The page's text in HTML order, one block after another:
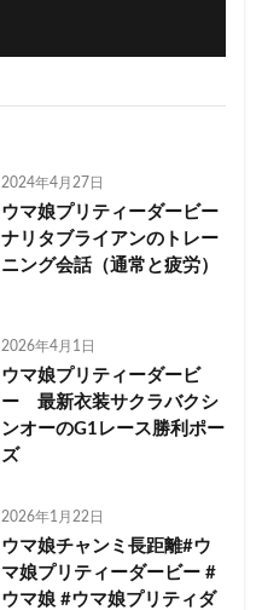
2024年4月27日
ウマ娘プリティーダービー
ナリタブライアンのトレー
ニング会話（通常と疲労）
2026年4月1日
ウマ娘プリティーダービ
ー 最新衣装サクラバクシ
ンオーのG1レース勝利ポー
ズ
2026年1月22日
ウマ娘チャンミ長距離#ウ
マ娘プリティーダービー #
ウマ娘 #ウマ娘プリティダ